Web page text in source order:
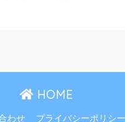
HOME
わせ プライバシーポリシー